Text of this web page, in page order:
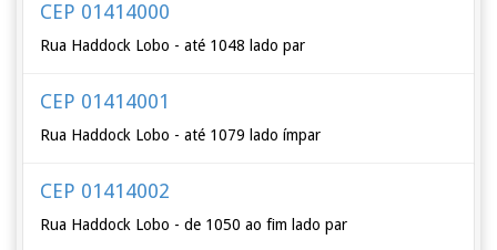
CEP 01414000
Rua Haddock Lobo - até 1048 lado par
CEP 01414001
Rua Haddock Lobo - até 1079 lado ímpar
CEP 01414002
Rua Haddock Lobo - de 1050 ao fim lado par